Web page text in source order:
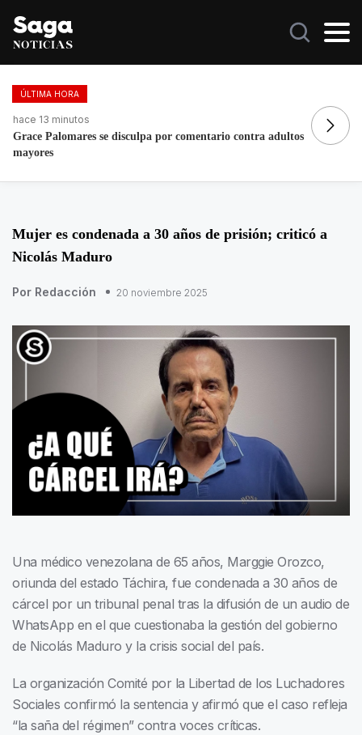
ÚLTIMA HORA
hace 3 horas
Morena respalda presunta campaña anticipada de Andy
López Beltrán
Mujer es condenada a 30 años de prisión; criticó a
Nicolás Maduro
Por Redacción 20 noviembre 2025
Una médico venezolana de 65 años, Marggie Orozco,
oriunda del estado Táchira, fue condenada a 30 años de
cárcel por un tribunal penal tras la difusión de un audio de
WhatsApp en el que cuestionaba la gestión del gobierno
de Nicolás Maduro y la crisis social del país.
La organización Comité por la Libertad de los Luchadores
Sociales confirmó la sentencia y afirmó que el caso refleja
“la saña del régimen” contra voces críticas.